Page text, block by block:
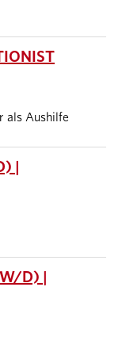
als Aushilfe
|
D) |